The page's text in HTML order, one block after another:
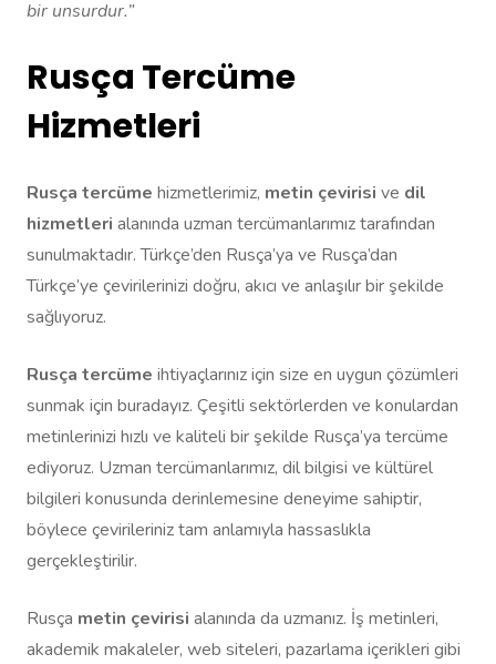
bir unsurdur.”
Rusça Tercüme
Hizmetleri
Rusça tercüme hizmetlerimiz, metin çevirisi ve dil
hizmetleri alanında uzman tercümanlarımız tarafından
sunulmaktadır. Türkçe’den Rusça’ya ve Rusça’dan
Türkçe’ye çevirilerinizi doğru, akıcı ve anlaşılır bir şekilde
sağlıyoruz.
Rusça tercüme ihtiyaçlarınız için size en uygun çözümleri
sunmak için buradayız. Çeşitli sektörlerden ve konulardan
metinlerinizi hızlı ve kaliteli bir şekilde Rusça’ya tercüme
ediyoruz. Uzman tercümanlarımız, dil bilgisi ve kültürel
bilgileri konusunda derinlemesine deneyime sahiptir,
böylece çevirileriniz tam anlamıyla hassaslıkla
gerçekleştirilir.
Rusça metin çevirisi alanında da uzmanız. İş metinleri,
akademik makaleler, web siteleri, pazarlama içerikleri gibi